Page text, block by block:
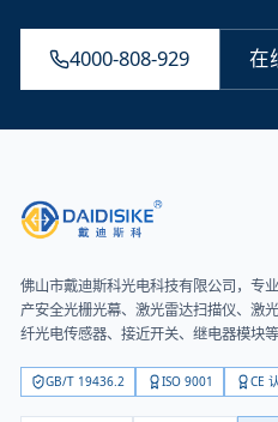
4000-808-929 在
佛山市戴迪斯科光电科技有限公司，专
产安全光栅光幕、激光雷达扫描仪、激
纤光电传感器、接近开关、继电器模块
GB/T 19436.2 ISO 9001 CE